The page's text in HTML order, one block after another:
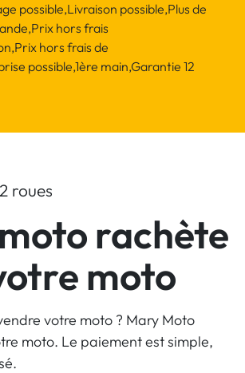
possible,Livraison possible,Plus de
hors frais
hors frais de
possible,1ère main,Garantie 12
roues
rachète
moto
votre moto ? Mary Moto
moto. Le paiement est simple,